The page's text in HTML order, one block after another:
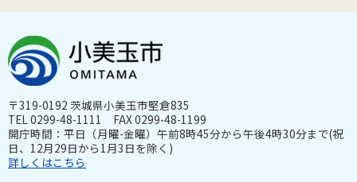
〒319-0192 茨城県小美玉市堅倉835
TEL 0299-48-1111 FAX 0299-48-1199
開庁時間：平日（月曜-金曜）午前8時45分から午後4時30分まで(祝
日、12月29日から1月3日を除く)
詳しくはこちら